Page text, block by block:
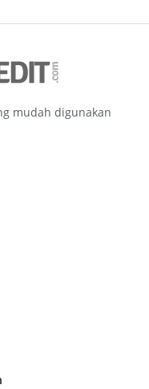
mudah digunakan